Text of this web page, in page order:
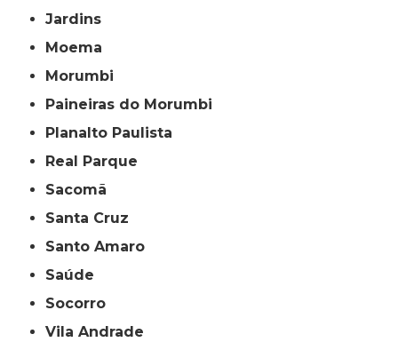
Jardins
Moema
Morumbi
Paineiras do Morumbi
Planalto Paulista
Real Parque
Sacomã
Santa Cruz
Santo Amaro
Saúde
Socorro
Vila Andrade